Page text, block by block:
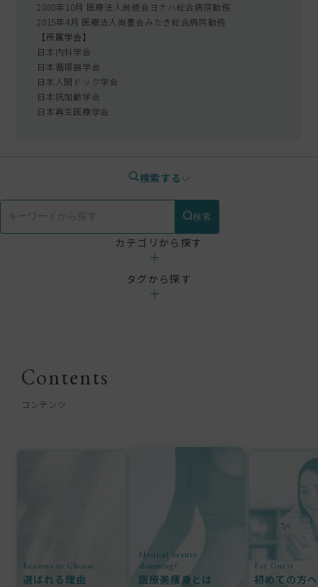
2000年10月 医療法人尚徳会ヨナハ総合病院勤務
2015年4月 医療法人尚豊会みたき総合病院勤務
【所属学会】
日本内科学会
日本循環器学会
日本人間ドック学会
日本抗加齢学会
日本再生医療学会
検索する
検索
カテゴリから探す
タグから探す
Contents
コンテンツ
Reasons to Choose
選ばれる理由
Medical beauty
slimming?
医療美痩身とは
For Guest
初めての方へ